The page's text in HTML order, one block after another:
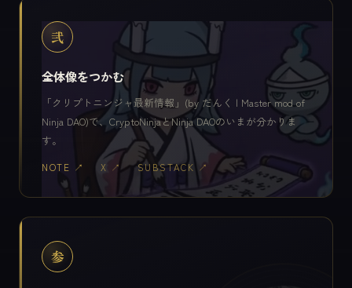
弐
全体像をつかむ
「クリプトニンジャ最新情報」(by だんく | Master mod of
Ninja DAO)で、CryptoNinjaとNinja DAOのいまが分かりま
す。
NOTE ↗ X ↗ SUBSTACK ↗
参